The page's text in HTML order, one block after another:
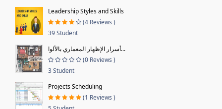
Leadership Styles and Skills
(4 Reviews )
39 Student
أسرار الإظهار المعماري بالألوا...
(0 Reviews )
3 Student
Projects Scheduling
(1 Reviews )